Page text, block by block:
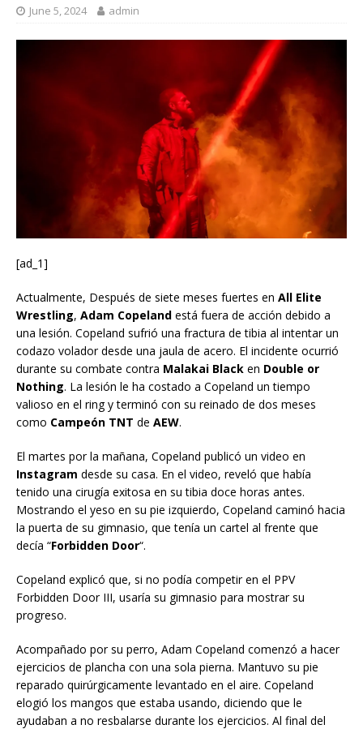
June 5, 2024 admin
[ad_1]
Actualmente, Después de siete meses fuertes en All Elite
Wrestling, Adam Copeland está fuera de acción debido a
una lesión. Copeland sufrió una fractura de tibia al intentar un
codazo volador desde una jaula de acero. El incidente ocurrió
durante su combate contra Malakai Black en Double or
Nothing. La lesión le ha costado a Copeland un tiempo
valioso en el ring y terminó con su reinado de dos meses
como Campeón TNT de AEW.
El martes por la mañana, Copeland publicó un video en
Instagram desde su casa. En el video, reveló que había
tenido una cirugía exitosa en su tibia doce horas antes.
Mostrando el yeso en su pie izquierdo, Copeland caminó hacia
la puerta de su gimnasio, que tenía un cartel al frente que
decía “Forbidden Door“.
Copeland explicó que, si no podía competir en el PPV
Forbidden Door III, usaría su gimnasio para mostrar su
progreso.
Acompañado por su perro, Adam Copeland comenzó a hacer
ejercicios de plancha con una sola pierna. Mantuvo su pie
reparado quirúrgicamente levantado en el aire. Copeland
elogió los mangos que estaba usando, diciendo que le
ayudaban a no resbalarse durante los ejercicios. Al final del